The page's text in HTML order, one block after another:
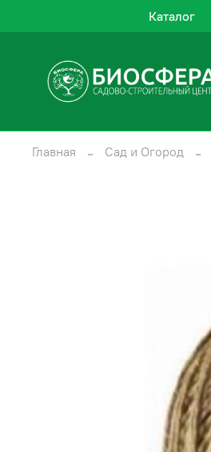
Каталог
Главная Сад и Огород